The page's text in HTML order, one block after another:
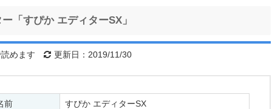
「すぴか エディターSX」
めます 更新日：2019/11/30
前 すぴか エディターSX